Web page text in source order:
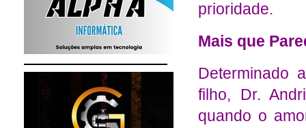
prioridade.
Mais que
Determinado
filho, Dr.
quando o